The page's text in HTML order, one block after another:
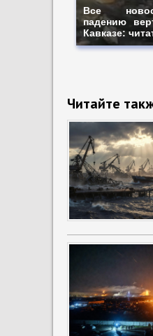
Все
падению
Кавказе:
Читайте